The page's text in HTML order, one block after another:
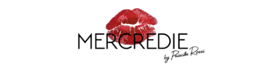
MERCREDIE